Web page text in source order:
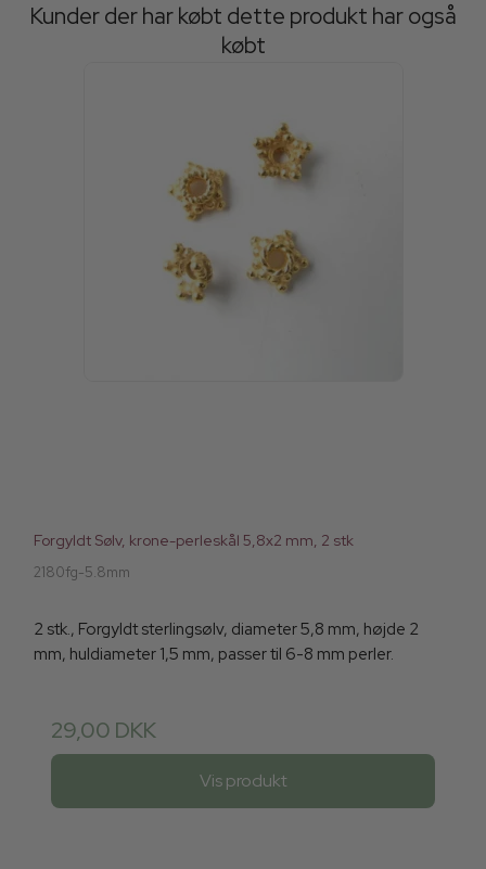
Kunder der har købt dette produkt har også
købt
Forgyldt Sølv, krone-perleskål 5,8x2 mm, 2 stk
2180fg-5.8mm
2 stk., Forgyldt sterlingsølv, diameter 5,8 mm, højde 2
mm, huldiameter 1,5 mm, passer til 6-8 mm perler.
29,00 DKK
Vis produkt